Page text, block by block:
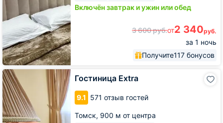
Включён завтрак и ужин или обед
3 600руб.от2 340руб.
за 1 ночь
Получите117 бонусов
Гостиница Extra
9.1 571 отзыв гостей
Томск, 900 м от центра
Гостиница
Extra